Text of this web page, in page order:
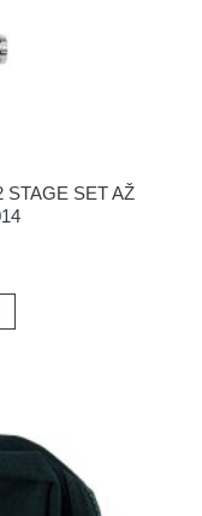
STAGE SET AŽ